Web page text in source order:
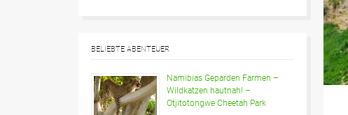
BELIEBTE ABENTEUER
Namibias Geparden Farmen –
Wildkatzen hautnah! –
Otjitotongwe Cheetah Park